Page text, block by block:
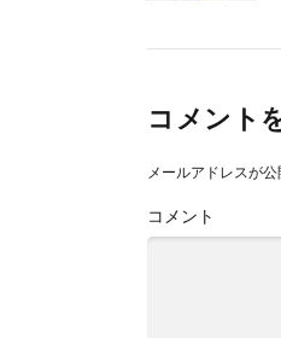
コメント
メールアドレスが
コメント